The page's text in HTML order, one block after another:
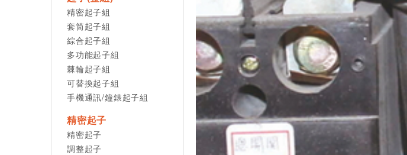
精密起子組
套筒起子組
綜合起子組
多功能起子組
棘輪起子組
可替換起子組
手機通訊/鐘錶起子組
精密起子
精密起子
調整起子